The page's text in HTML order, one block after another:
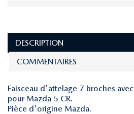
DESCRIPTION
COMMENTAIRES
Faisceau d'attelage 7 broches
pour Mazda 5 CR.
Pièce d'origine Mazda.